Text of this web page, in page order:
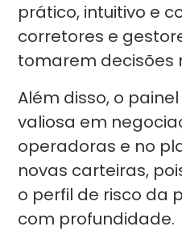
prático, intuitivo e
corretores e
tomarem decisões
Além disso, o
valiosa em
operadoras e no
novas carteiras,
o perfil de risco da
com profundidade.